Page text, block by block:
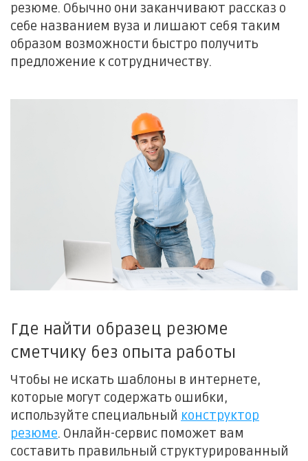
резюме. Обычно они заканчивают рассказ о
себе названием вуза и лишают себя таким
образом возможности быстро получить
предложение к сотрудничеству.
Где найти образец резюме
сметчику без опыта работы
Чтобы не искать шаблоны в интернете,
которые могут содержать ошибки,
используйте специальный конструктор
резюме. Онлайн-сервис поможет вам
составить правильный структурированный